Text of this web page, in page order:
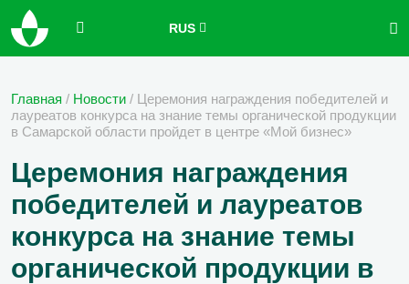
RUS
Главная / Новости / Церемония награждения победителей и
лауреатов конкурса на знание темы органической продукции
в Самарской области пройдет в центре «Мой бизнес»
Церемония награждения
победителей и лауреатов
конкурса на знание темы
органической продукции в